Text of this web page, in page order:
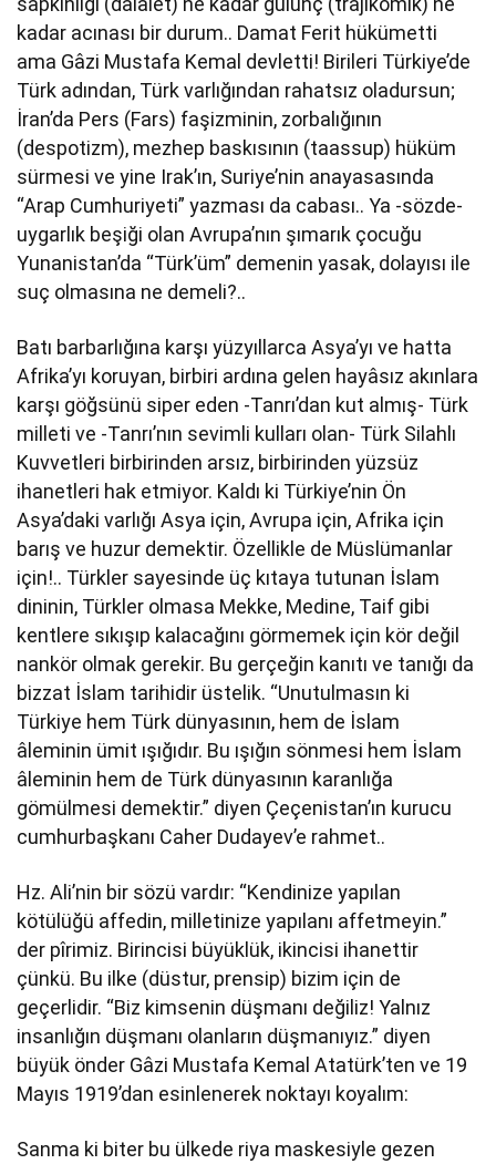
kadar acınası bir durum.. Damat Ferit hükümetti
ama Gâzi Mustafa Kemal devletti! Birileri Türkiye’de
Türk adından, Türk varlığından rahatsız oladursun;
İran’da Pers (Fars) faşizminin, zorbalığının
(despotizm), mezhep baskısının (taassup) hüküm
sürmesi ve yine Irak’ın, Suriye’nin anayasasında
“Arap Cumhuriyeti” yazması da cabası.. Ya -sözde-
uygarlık beşiği olan Avrupa’nın şımarık çocuğu
Yunanistan’da “Türk’üm” demenin yasak, dolayısı ile
suç olmasına ne demeli?..
Batı barbarlığına karşı yüzyıllarca Asya’yı ve hatta
Afrika’yı koruyan, birbiri ardına gelen hayâsız akınlara
karşı göğsünü siper eden -Tanrı’dan kut almış- Türk
milleti ve -Tanrı’nın sevimli kulları olan- Türk Silahlı
Kuvvetleri birbirinden arsız, birbirinden yüzsüz
ihanetleri hak etmiyor. Kaldı ki Türkiye’nin Ön
Asya’daki varlığı Asya için, Avrupa için, Afrika için
barış ve huzur demektir. Özellikle de Müslümanlar
için!.. Türkler sayesinde üç kıtaya tutunan İslam
dininin, Türkler olmasa Mekke, Medine, Taif gibi
kentlere sıkışıp kalacağını görmemek için kör değil
nankör olmak gerekir. Bu gerçeğin kanıtı ve tanığı da
bizzat İslam tarihidir üstelik. “Unutulmasın ki
Türkiye hem Türk dünyasının, hem de İslam
âleminin ümit ışığıdır. Bu ışığın sönmesi hem İslam
âleminin hem de Türk dünyasının karanlığa
gömülmesi demektir.” diyen Çeçenistan’ın kurucu
cumhurbaşkanı Caher Dudayev’e rahmet..
Hz. Ali’nin bir sözü vardır: “Kendinize yapılan
kötülüğü affedin, milletinize yapılanı affetmeyin.”
der pîrimiz. Birincisi büyüklük, ikincisi ihanettir
çünkü. Bu ilke (düstur, prensip) bizim için de
geçerlidir. “Biz kimsenin düşmanı değiliz! Yalnız
insanlığın düşmanı olanların düşmanıyız.” diyen
büyük önder Gâzi Mustafa Kemal Atatürk’ten ve 19
Mayıs 1919’dan esinlenerek noktayı koyalım:
Sanma ki biter bu ülkede riya maskesiyle gezen